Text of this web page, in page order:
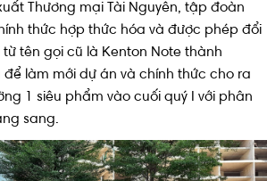
Thương mại Tài Nguyên, tập đoàn
thức hợp thức hóa và được phép đổi
tên gọi cũ là Kenton Note thành
để làm mới dự án và chính thức cho ra
1 siêu phẩm vào cuối quý I với phân
sang.